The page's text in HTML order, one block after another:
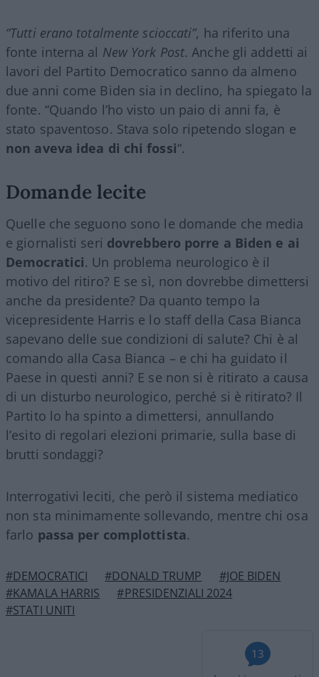
“Tutti erano totalmente scioccati”, ha riferito una
fonte interna al New York Post. Anche gli addetti ai
lavori del Partito Democratico sanno da almeno
due anni come Biden sia in declino, ha spiegato la
fonte. “Quando l’ho visto un paio di anni fa, è
stato spaventoso. Stava solo ripetendo slogan e
non aveva idea di chi fossi“.
Domande lecite
Quelle che seguono sono le domande che media
e giornalisti seri dovrebbero porre a Biden e ai
Democratici. Un problema neurologico è il
motivo del ritiro? E se sì, non dovrebbe dimettersi
anche da presidente? Da quanto tempo la
vicepresidente Harris e lo staff della Casa Bianca
sapevano delle sue condizioni di salute? Chi è al
comando alla Casa Bianca – e chi ha guidato il
Paese in questi anni? E se non si è ritirato a causa
di un disturbo neurologico, perché si è ritirato? Il
Partito lo ha spinto a dimettersi, annullando
l’esito di regolari elezioni primarie, sulla base di
brutti sondaggi?
Interrogativi leciti, che però il sistema mediatico
non sta minimamente sollevando, mentre chi osa
farlo passa per complottista.
#DEMOCRATICI #DONALD TRUMP
#JOE BIDEN
#KAMALA HARRIS
#PRESIDENZIALI 2024
#STATI UNITI
13